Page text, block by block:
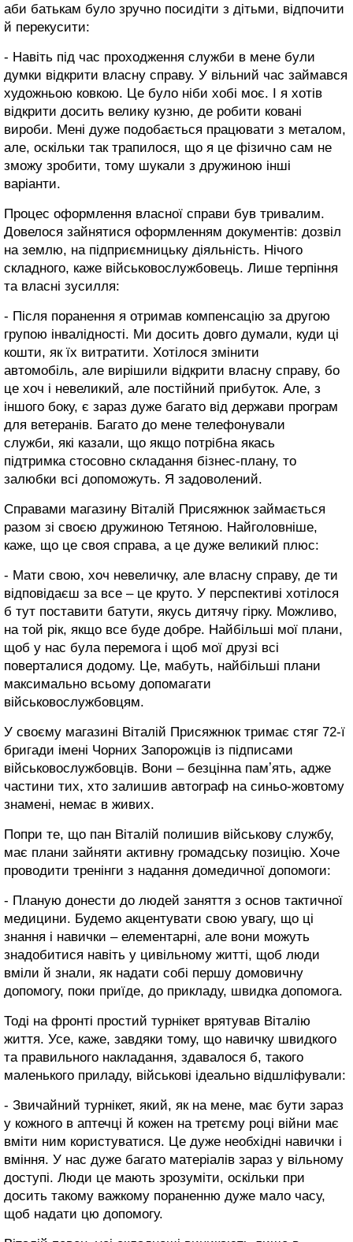
аби батькам було зручно посидіти з дітьми, відпочити
й перекусити:
- Навіть під час проходження служби в мене були
думки відкрити власну справу. У вільний час займався
художньою ковкою. Це було ніби хобі моє. І я хотів
відкрити досить велику кузню, де робити ковані
вироби. Мені дуже подобається працювати з металом,
але, оскільки так трапилося, що я це фізично сам не
зможу зробити, тому шукали з дружиною інші
варіанти.
Процес оформлення власної справи був тривалим.
Довелося зайнятися оформленням документів: дозвіл
на землю, на підприємницьку діяльність. Нічого
складного, каже військовослужбовець. Лише терпіння
та власні зусилля:
- Після поранення я отримав компенсацію за другою
групою інвалідності. Ми досить довго думали, куди ці
кошти, як їх витратити. Хотілося змінити
автомобіль, але вирішили відкрити власну справу, бо
це хоч і невеликий, але постійний прибуток. Але, з
іншого боку, є зараз дуже багато від держави програм
для ветеранів. Багато до мене телефонували
служби, які казали, що якщо потрібна якась
підтримка стосовно складання бізнес-плану, то
залюбки всі допоможуть. Я задоволений.
Справами магазину Віталій Присяжнюк займається
разом зі своєю дружиною Тетяною. Найголовніше,
каже, що це своя справа, а це дуже великий плюс:
- Мати свою, хоч невеличку, але власну справу, де ти
відповідаєш за все – це круто. У перспективі хотілося
б тут поставити батути, якусь дитячу гірку. Можливо,
на той рік, якщо все буде добре. Найбільші мої плани,
щоб у нас була перемога і щоб мої друзі всі
поверталися додому. Це, мабуть, найбільші плани
максимально всьому допомагати
військовослужбовцям.
У своєму магазині Віталій Присяжнюк тримає стяг 72-ї
бригади імені Чорних Запорожців із підписами
військовослужбовців. Вони – безцінна памʼять, адже
частини тих, хто залишив автограф на синьо-жовтому
знамені, немає в живих.
Попри те, що пан Віталій полишив військову службу,
має плани зайняти активну громадську позицію. Хоче
проводити тренінги з надання домедичної допомоги:
- Планую донести до людей заняття з основ тактичної
медицини. Будемо акцентувати свою увагу, що ці
знання і навички – елементарні, але вони можуть
знадобитися навіть у цивільному житті, щоб люди
вміли й знали, як надати собі першу домовичну
допомогу, поки приїде, до прикладу, швидка допомога.
Тоді на фронті простий турнікет врятував Віталію
життя. Усе, каже, завдяки тому, що навичку швидкого
та правильного накладання, здавалося б, такого
маленького приладу, військові ідеально відшліфували:
- Звичайний турнікет, який, як на мене, має бути зараз
у кожного в аптечці й кожен на третєму році війни має
вміти ним користуватися. Це дуже необхідні навички і
вміння. У нас дуже багато матеріалів зараз у вільному
доступі. Люди це мають зрозуміти, оскільки при
досить такому важкому пораненню дуже мало часу,
щоб надати цю допомогу.